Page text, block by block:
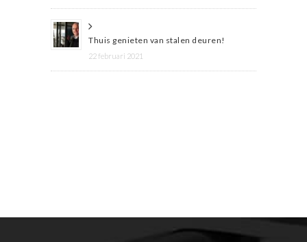
Thuis genieten van stalen deuren!
22 februari 2021